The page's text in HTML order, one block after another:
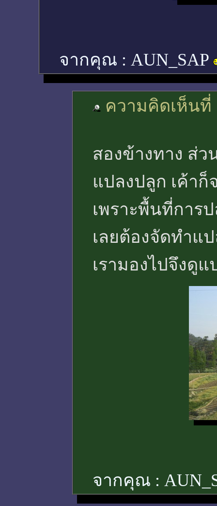
จากคุณ : AUN_SAP
ความคิดเห็นที่
สองข้างทาง ส่
แปลงปลูก เค้า
เพราะพื้นที่การ
เลยต้องจัดทำแ
เรามองไปจึงดู
จากคุณ :